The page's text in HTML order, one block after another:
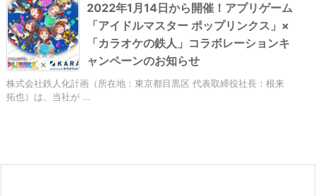
2022年1月14日から開催！アプリゲーム
「アイドルマスター ポップリンクス」×
「カラオケの鉄人」コラボレーションキ
ャンペーンのお知らせ
株式会社鉄人化計画（所在地：東京都目黒区 代表取締役社長：根来
拓也）は、当社が ...